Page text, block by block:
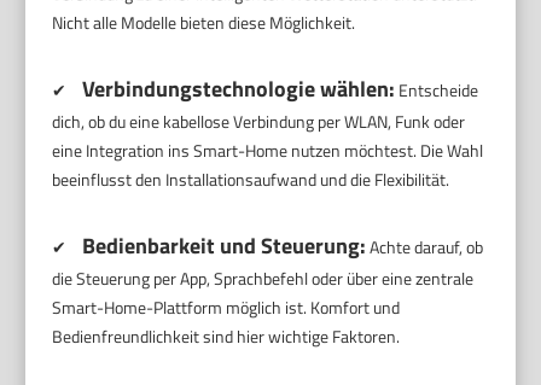
Nicht alle Modelle bieten diese Möglichkeit.
✔ Verbindungstechnologie wählen: Entscheide
dich, ob du eine kabellose Verbindung per WLAN, Funk oder
eine Integration ins Smart-Home nutzen möchtest. Die Wahl
beeinflusst den Installationsaufwand und die Flexibilität.
✔ Bedienbarkeit und Steuerung:Achte darauf, ob
die Steuerung per App, Sprachbefehl oder über eine zentrale
Smart-Home-Plattform möglich ist. Komfort und
Bedienfreundlichkeit sind hier wichtige Faktoren.